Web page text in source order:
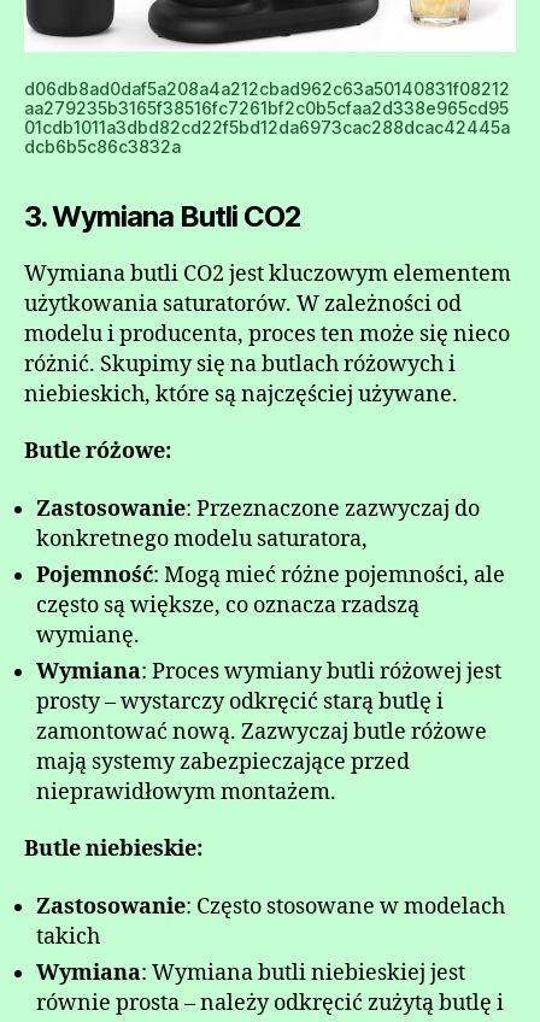
d06db8ad0daf5a208a4a212cbad962c63a50140831f08212
aa279235b3165f38516fc7261bf2c0b5cfaa2d338e965cd95
01cdb1011a3dbd82cd22f5bd12da6973cac288dcac42445a
dcb6b5c86c3832a
3. Wymiana Butli CO2
Wymiana butli CO2 jest kluczowym elementem
użytkowania saturatorów. W zależności od
modelu i producenta, proces ten może się nieco
różnić. Skupimy się na butlach różowych i
niebieskich, które są najczęściej używane.
Butle różowe:
Zastosowanie: Przeznaczone zazwyczaj do
konkretnego modelu saturatora,
Pojemność: Mogą mieć różne pojemności, ale
często są większe, co oznacza rzadszą
wymianę.
Wymiana: Proces wymiany butli różowej jest
prosty – wystarczy odkręcić starą butlę i
zamontować nową. Zazwyczaj butle różowe
mają systemy zabezpieczające przed
nieprawidłowym montażem.
Butle niebieskie:
Zastosowanie: Często stosowane w modelach
takich
Wymiana: Wymiana butli niebieskiej jest
równie prosta – należy odkręcić zużytą butlę i